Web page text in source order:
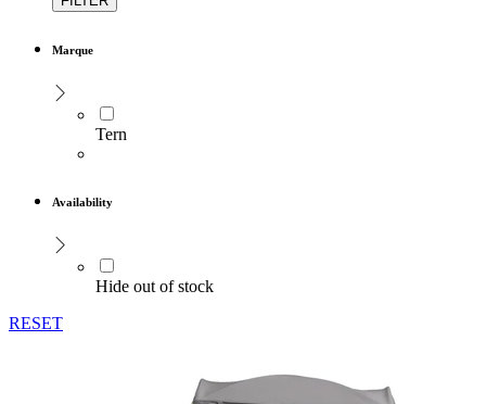
Marque
Tern
Availability
Hide out of stock
RESET